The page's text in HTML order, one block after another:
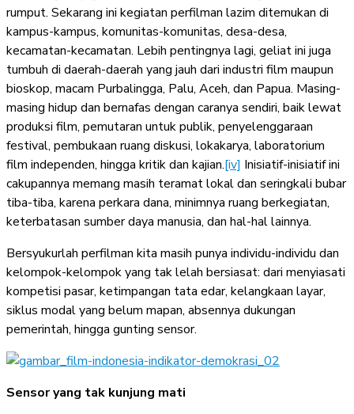
rumput. Sekarang ini kegiatan perfilman lazim ditemukan di
kampus-kampus, komunitas-komunitas, desa-desa,
kecamatan-kecamatan. Lebih pentingnya lagi, geliat ini juga
tumbuh di daerah-daerah yang jauh dari industri film maupun
bioskop, macam Purbalingga, Palu, Aceh, dan Papua. Masing-
masing hidup dan bernafas dengan caranya sendiri, baik lewat
produksi film, pemutaran untuk publik, penyelenggaraan
festival, pembukaan ruang diskusi, lokakarya, laboratorium
film independen, hingga kritik dan kajian.[iv] Inisiatif-inisiatif ini
cakupannya memang masih teramat lokal dan seringkali bubar
tiba-tiba, karena perkara dana, minimnya ruang berkegiatan,
keterbatasan sumber daya manusia, dan hal-hal lainnya.
Bersyukurlah perfilman kita masih punya individu-individu dan
kelompok-kelompok yang tak lelah bersiasat: dari menyiasati
kompetisi pasar, ketimpangan tata edar, kelangkaan layar,
siklus modal yang belum mapan, absennya dukungan
pemerintah, hingga gunting sensor.
Sensor yang tak kunjung mati